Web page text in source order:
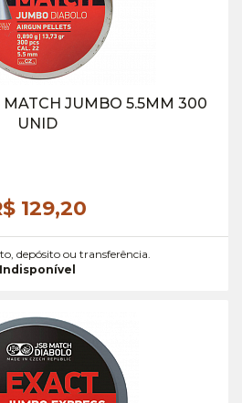
JUMBO 5.5MM 300
UNID
129,20
depósito ou transferência.
Indisponível